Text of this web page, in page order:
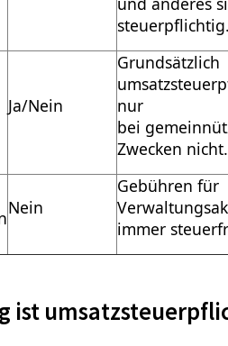
Ja/Nein
Grundsätzlich
nur
bei
Zwecken
Nein
Gebühren für
immer
ist